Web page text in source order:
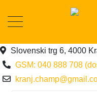
Slovenski trg 6, 4000
GSM: 040 888 708